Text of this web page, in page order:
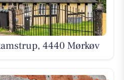
4440 Mørkøv